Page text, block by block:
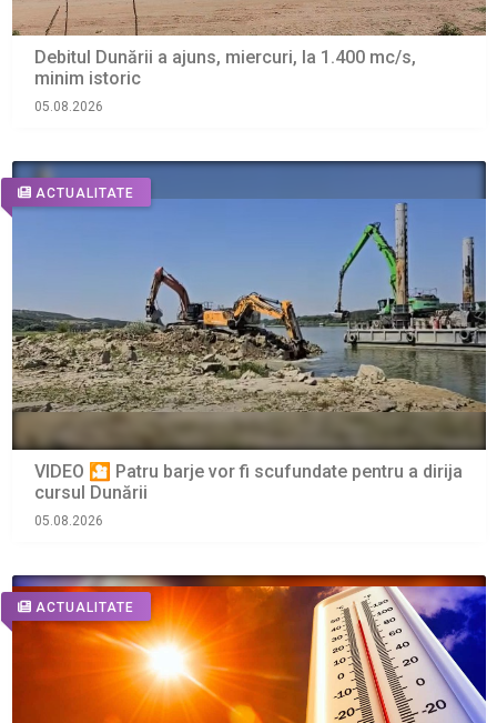
Debitul Dunării a ajuns, miercuri, la 1.400 mc/s,
minim istoric
05.08.2026
ACTUALITATE
VIDEO 🎦 Patru barje vor fi scufundate pentru a dirija
cursul Dunării
05.08.2026
ACTUALITATE